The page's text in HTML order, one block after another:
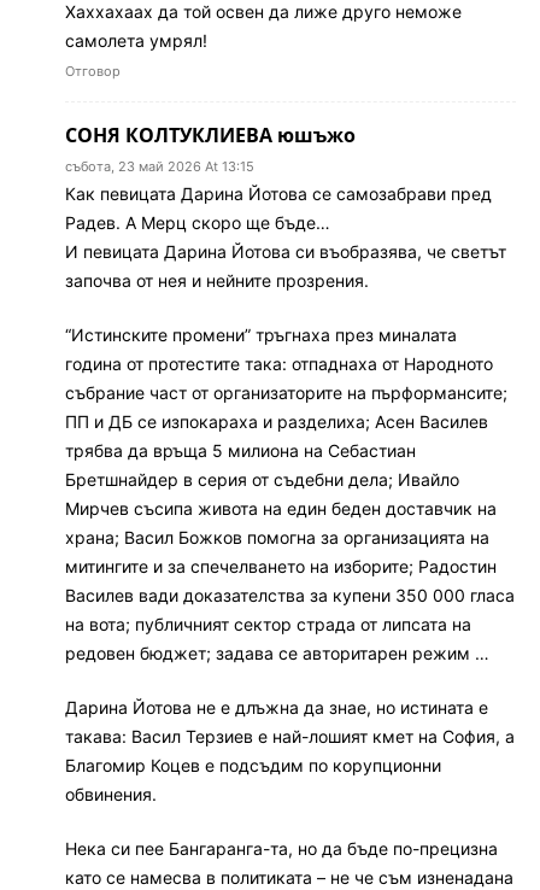
Хаххахаах да той освен да лиже друго неможе
самолета умрял!
Отговор
СОНЯ КОЛТУКЛИЕВА юшъжо
събота, 23 май 2026 At 13:15
Как певицата Дарина Йотова се самозабрави пред
Радев. А Мерц скоро ще бъде…
И певицата Дарина Йотова си въобразява, че светът
започва от нея и нейните прозрения.
“Истинските промени” тръгнаха през миналата
година от протестите така: отпаднаха от Народното
събрание част от организаторите на пърформансите;
ПП и ДБ се изпокараха и разделиха; Асен Василев
трябва да връща 5 милиона на Себастиан
Бретшнайдер в серия от съдебни дела; Ивайло
Мирчев съсипа живота на един беден доставчик на
храна; Васил Божков помогна за организацията на
митингите и за спечелването на изборите; Радостин
Василев вади доказателства за купени 350 000 гласа
на вота; публичният сектор страда от липсата на
редовен бюджет; задава се авторитарен режим …
Дарина Йотова не е длъжна да знае, но истината е
такава: Васил Терзиев е най-лошият кмет на София, а
Благомир Коцев е подсъдим по корупционни
обвинения.
Нека си пее Бангаранга-та, но да бъде по-прецизна
като се намесва в политиката – не че съм изненадана